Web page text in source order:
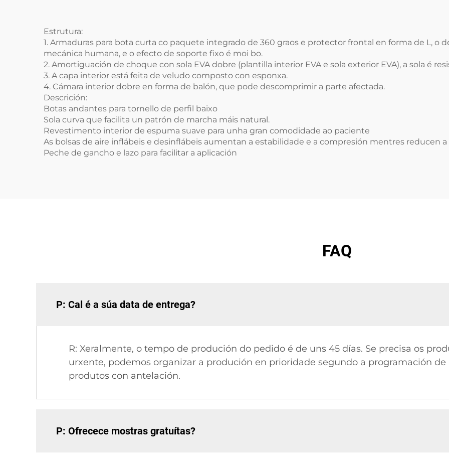
Estrutura:
1. Armaduras para bota curta co paquete integrado de 360 graos e protector frontal en forma de L, o
mecánica humana, e o efecto de soporte fixo é moi bo.
2. Amortiguación de choque con sola EVA dobre (plantilla interior EVA e sola exterior EVA), a sola é
3. A capa interior está feita de veludo composto con esponxa.
4. Cámara interior dobre en forma de balón, que pode descomprimir a parte afectada.
Descrición:
Botas andantes para tornello de perfil baixo
Sola curva que facilita un patrón de marcha máis natural.
Revestimento interior de espuma suave para unha gran comodidade ao paciente
As bolsas de aire inflábeis e desinflábeis aumentan a estabilidade e a compresión mentres reducen
Peche de gancho e lazo para facilitar a aplicación
FAQ
P: Cal é a súa data de entrega?
R: Xeralmente, o tempo de produción do pedido é de uns 45 días. Se precisa os
urxente, podemos organizar a produción en prioridade segundo a programación
produtos con antelación.
P: Ofrecece mostras gratuítas?